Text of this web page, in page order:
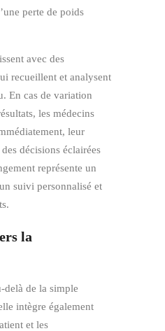
perte de poids
avec des
recueillent et analysent
En cas de variation
les médecins
leur
décisions éclairées
représente un
suivi personnalisé et
la
delà de la simple
intègre également
et les